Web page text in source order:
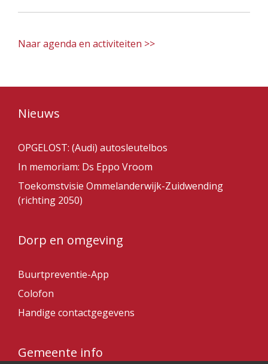
Naar agenda en activiteiten >>
Nieuws
OPGELOST: (Audi) autosleutelbos
In memoriam: Ds Eppo Vroom
Toekomstvisie Ommelanderwijk-Zuidwending
(richting 2050)
Dorp en omgeving
Buurtpreventie-App
Colofon
Handige contactgegevens
Gemeente info